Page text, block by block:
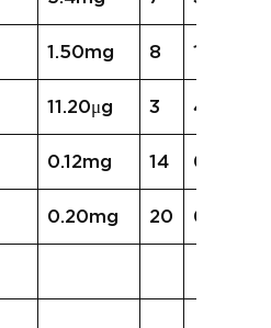
1.50mg 8 1.36mg
11.20μg 3 4.28μg
0.12mg 14 0.43mg
0.20mg 20 0.37mg